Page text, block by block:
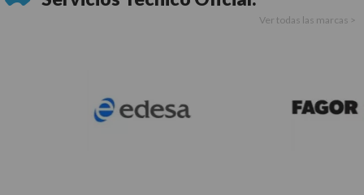
Ver todas las marcas >